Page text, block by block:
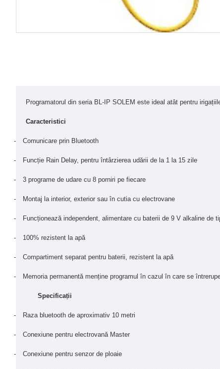
Programatorul din seria BL-IP SOLEM este ideal atât pentru
Caracteristici
- Comunicare prin Bluetooth
- Funcție Rain Delay, pentru întârzierea udării de la 1 la 15 zile
- 3 programe de udare cu 8 porniri pe fiecare
- Montaj la interior, exterior sau în cutia cu electrovane
- Funcționează independent, alimentare cu baterii de 9 V alkaline de
- 100% rezistent la apă
- Compartiment separat pentru baterii, rezistent la apă
- Memoria permanentă menține programul în cazul în care se
Specificații
- Raza bluetooth de aproximativ 10 metri
- Conexiune pentru electrovană Master
- Conexiune pentru senzor de ploaie